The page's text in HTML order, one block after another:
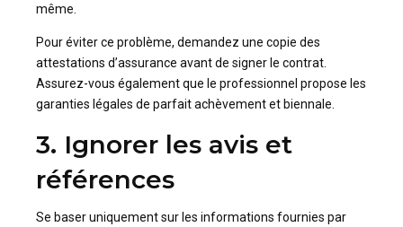
même.
Pour éviter ce problème, demandez une copie des
attestations d’assurance avant de signer le contrat.
Assurez-vous également que le professionnel propose les
garanties légales de parfait achèvement et biennale.
3. Ignorer les avis et
références
Se baser uniquement sur les informations fournies par